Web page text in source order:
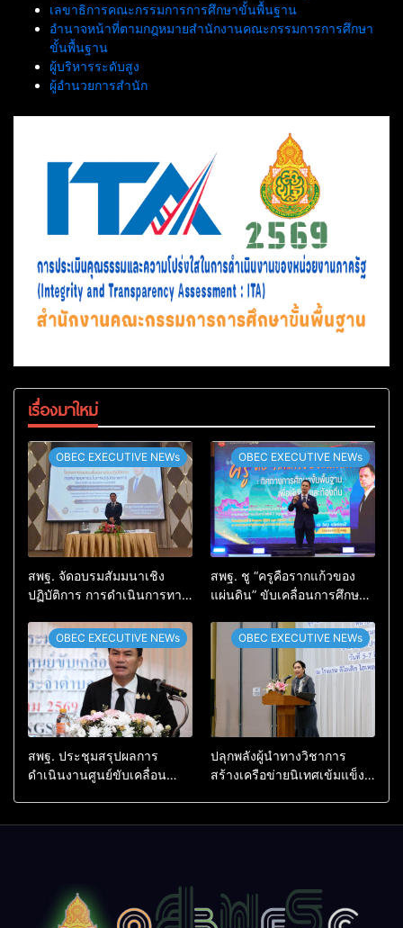
เลขาธิการคณะกรรมการการศึกษาขั้นพื้นฐาน
อำนาจหน้าที่ตามกฎหมายสำนักงานคณะกรรมการการศึกษา
ขั้นพื้นฐาน
ผู้บริหารระดับสูง
ผู้อำนวยการสำนัก
เรื่องมาใหม่
OBEC EXECUTIVE NEWs
สพฐ. จัดอบรมสัมมนาเชิง
ปฏิบัติการ การดำเนินการทาง
อบรมผู้จะเป็นกรรมการ
สอบสวน (ตามหลักสูตร
ก.ค.ศ.)
OBEC EXECUTIVE NEWs
สพฐ. ชู “ครูคือรากแก้วของ
แผ่นดิน” ขับเคลื่อนการศึกษา
สร้างผู้เรียนเต็มศักยภาพ
OBEC EXECUTIVE NEWs
สพฐ. ประชุมสรุปผลการ
ดำเนินงานศูนย์ขับเคลื่อน
OBEC EXECUTIVE NEWs
ปลุกพลังผู้นำทางวิชาการ
สร้างเครือข่ายนิเทศเข้มแข็ง